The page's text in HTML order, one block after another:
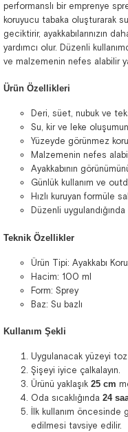
performanslı bir emprenye
koruyucu tabaka oluşturarak
geciktirir, ayakkabılarınızın
yardımcı olur. Düzenli
ve malzemenin nefes alabilir
Ürün Özellikleri
Deri, süet, nubuk ve
Su, kir ve leke
Yüzeyde görünmez
Malzemenin nefes
Ayakkabının
Günlük kullanım ve
Hızlı kuruyan formüle
Düzenli
Teknik Özellikler
Ürün Tipi: Ayakkabı
Hacim: 100 ml
Form: Sprey
Baz: Su bazlı
Kullanım Şekli
Uygulanacak yüzeyi
Şişeyi iyice çalkalayın.
Ürünü yaklaşık 25 cm
Oda sıcaklığında 24
İlk kullanım
edilmesi tavsiye edilir.